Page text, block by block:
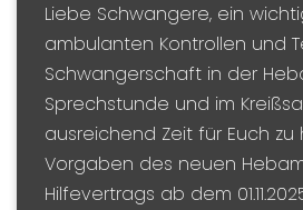
Liebe Schwangere, ein
ambulanten Kontrollen und
Schwangerschaft in der
Sprechstunde und im
ausreichend Zeit für Euch
Vorgaben des neuen
Hilfevertrags ab dem